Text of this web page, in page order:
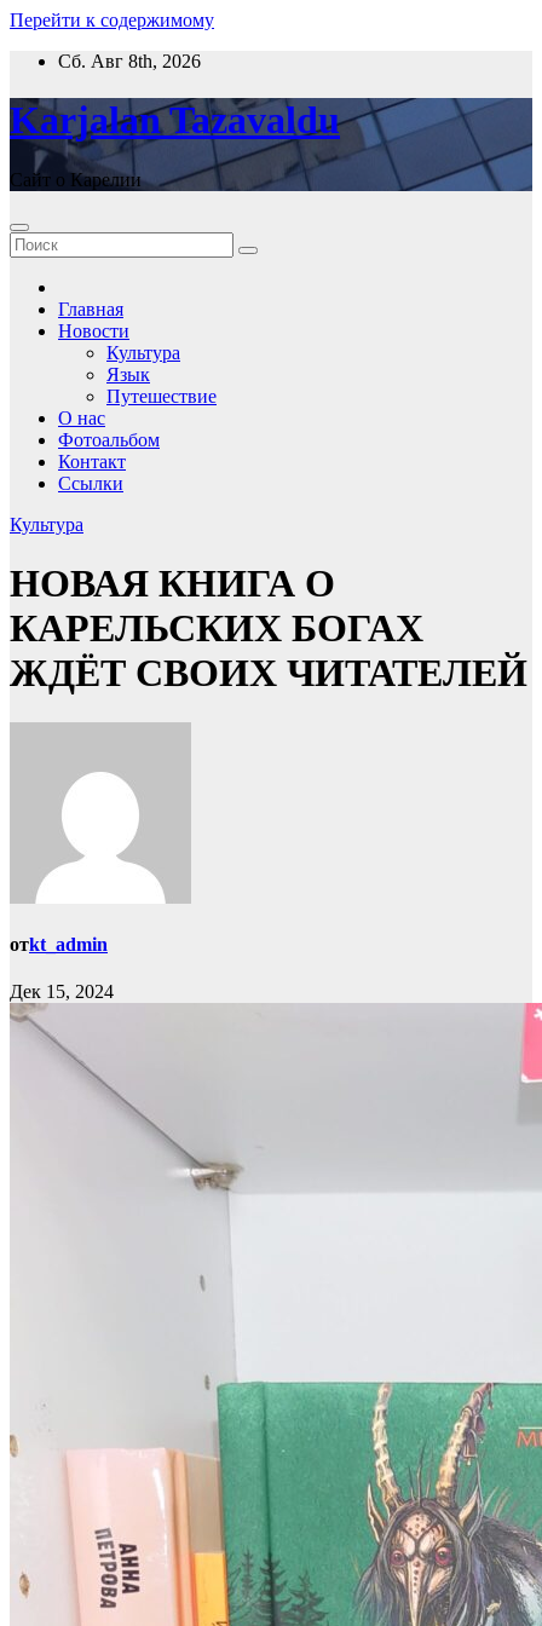
Перейти к содержимому
Сб. Авг 8th, 2026
Karjalan Tazavaldu
Сайт о Карелии
Главная
Новости
Культура
Язык
Путешествие
О нас
Фотоальбом
Контакт
Ссылки
Культура
НОВАЯ КНИГА О
КАРЕЛЬСКИХ БОГАХ
ЖДЁТ СВОИХ ЧИТАТЕЛЕЙ
отkt_admin
Дек 15, 2024